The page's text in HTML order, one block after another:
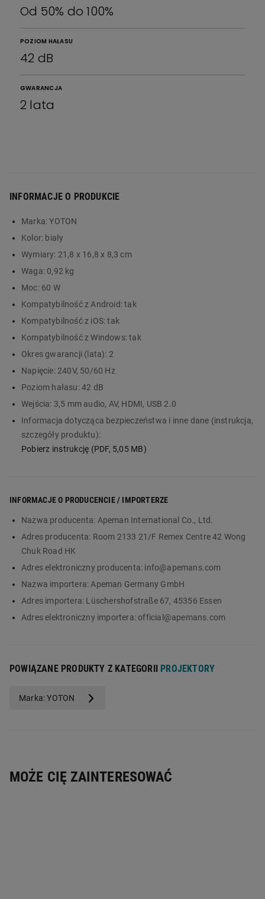
Od 50% do 100%
POZIOM HAŁASU
42 dB
GWARANCJA
2 lata
INFORMACJE O PRODUKCIE
Marka:YOTON
Kolor: biały
Wymiary: 21,8 x 16,8 x 8,3 cm
Waga: 0,92 kg
Moc: 60 W
Kompatybilność z Android:tak
Kompatybilność z iOS:tak
Kompatybilność z Windows:tak
Okres gwarancji (lata): 2
Napięcie: 240V, 50/60 Hz
Poziom hałasu:42 dB
Wejścia: 3,5 mm audio, AV, HDMI, USB 2.0
Informacja dotycząca bezpieczeństwa i inne dane (instrukcja,
szczegóły produktu):
Pobierz instrukcję (PDF, 5,05 MB)
INFORMACJE O PRODUCENCIE / IMPORTERZE
Nazwa producenta: Apeman International Co., Ltd.
Adres producenta: Room 2133 21/F Remex Centre 42 Wong
Chuk Road HK
Adres elektroniczny producenta: info@apemans.com
Nazwa importera: Apeman Germany GmbH
Adres importera: Lüschershofstraße 67, 45356 Essen
Adres elektroniczny importera:official@apemans.com
POWIĄZANE PRODUKTY Z KATEGORII PROJEKTORY
Marka: YOTON
MOŻE CIĘ ZAINTERESOWAĆ